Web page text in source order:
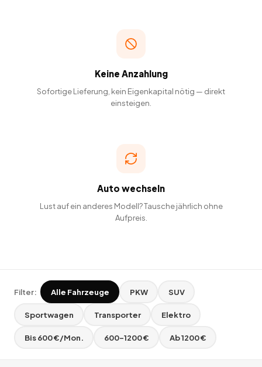
Keine Anzahlung
Sofortige Lieferung, kein Eigenkapital nötig — direkt
einsteigen.
Auto wechseln
Lust auf ein anderes Modell? Tausche jährlich ohne
Aufpreis.
Filter: Alle Fahrzeuge PKW SUV
Sportwagen Transporter Elektro
Bis 600 €/Mon. 600–1200 € Ab 1200 €